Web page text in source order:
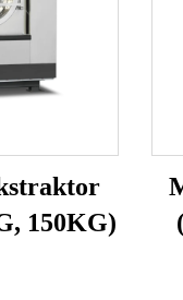
150KG)